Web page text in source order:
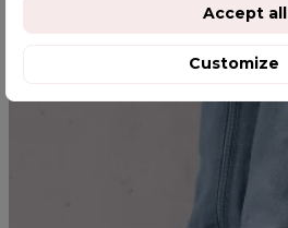
Customize
Accept all